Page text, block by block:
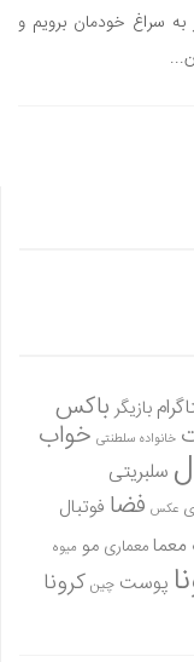
سراغ خودمان برویم و
بازیگر باکس
خانواده سلطنتی خواب
سلبریتی
عکس فضا فوتبال
معمامعماری مو میوه
پوست چین کرونا